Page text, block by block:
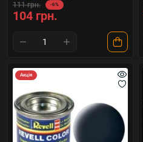
111 грн. -6%
104 грн.
Акція